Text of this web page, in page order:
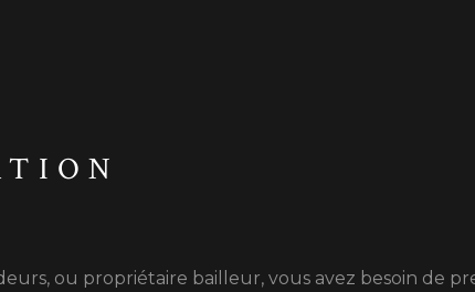
ou propriétaire bailleur, vous avez besoin de